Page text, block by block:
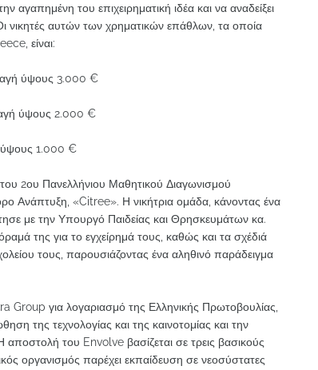
αγαπημένη του επιχειρηματική ιδέα και να αναδείξει
νικητές αυτών των χρηματικών επάθλων, τα οποία
είναι:
ύψους 3.000 €
ύψους 2.000 €
ύψους 1.000 €
2ου Πανελλήνιου Μαθητικού Διαγωνισμού
Ανάπτυξη, «Citree». Η νικήτρια ομάδα, κάνοντας ένα
με την Υπουργό Παιδείας και Θρησκευμάτων κα.
της για το εγχείρημά τους, καθώς και τα σχέδιά
τους, παρουσιάζοντας ένα αληθινό παράδειγμα
για λογαριασμό της Ελληνικής Πρωτοβουλίας,
της τεχνολογίας και της καινοτομίας και την
αποστολή του Envolve βασίζεται σε τρεις βασικούς
οργανισμός παρέχει εκπαίδευση σε νεοσύστατες